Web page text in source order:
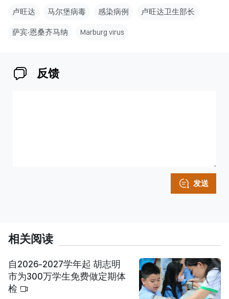
卢旺达 马尔堡病毒 感染病例 卢旺达卫生部长
萨宾‧恩桑齐马纳 Marburg virus
反馈
发送
相关阅读
自2026-2027学年起 胡志明
市为300万学生免费做定期体
检